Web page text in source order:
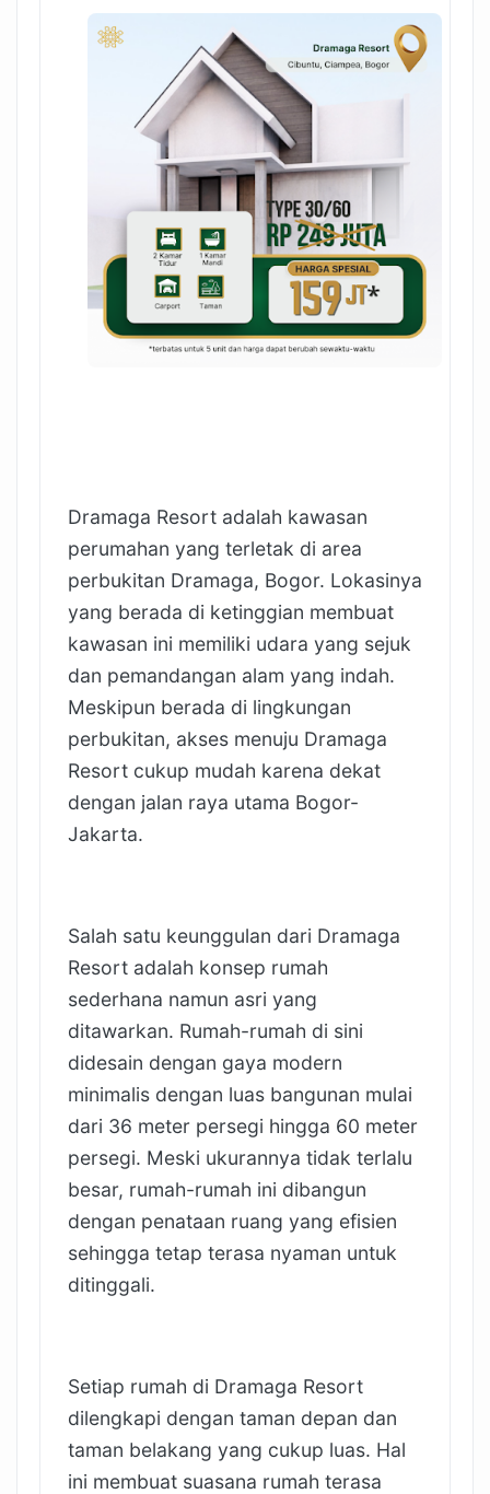
Dramaga Resort adalah kawasan
perumahan yang terletak di area
perbukitan Dramaga, Bogor. Lokasinya
yang berada di ketinggian membuat
kawasan ini memiliki udara yang sejuk
dan pemandangan alam yang indah.
Meskipun berada di lingkungan
perbukitan, akses menuju Dramaga
Resort cukup mudah karena dekat
dengan jalan raya utama Bogor-
Jakarta.
Salah satu keunggulan dari Dramaga
Resort adalah konsep rumah
sederhana namun asri yang
ditawarkan. Rumah-rumah di sini
didesain dengan gaya modern
minimalis dengan luas bangunan mulai
dari 36 meter persegi hingga 60 meter
persegi. Meski ukurannya tidak terlalu
besar, rumah-rumah ini dibangun
dengan penataan ruang yang efisien
sehingga tetap terasa nyaman untuk
ditinggali.
Setiap rumah di Dramaga Resort
dilengkapi dengan taman depan dan
taman belakang yang cukup luas. Hal
ini membuat suasana rumah terasa